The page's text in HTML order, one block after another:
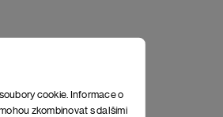
cookie. Informace o
zkombinovat s dalšími